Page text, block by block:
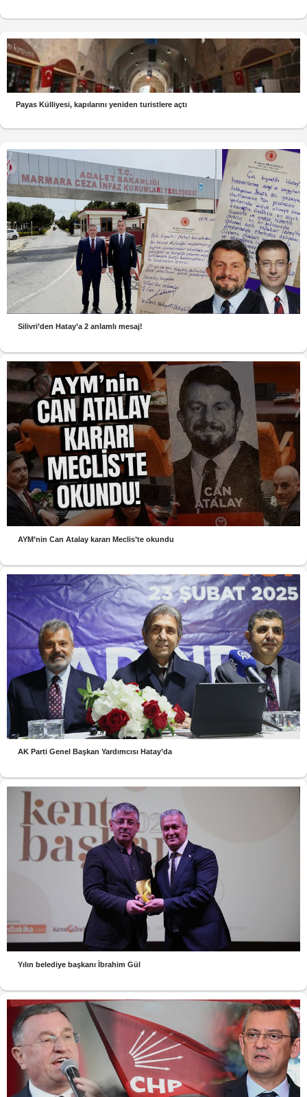
Payas Külliyesi, kapılarını yeniden turistlere açtı
Silivri’den Hatay’a 2 anlamlı mesaj!
AYM’nin Can Atalay kararı Meclis’te okundu
AK Parti Genel Başkan Yardımcısı Hatay’da
Yılın belediye başkanı İbrahim Gül